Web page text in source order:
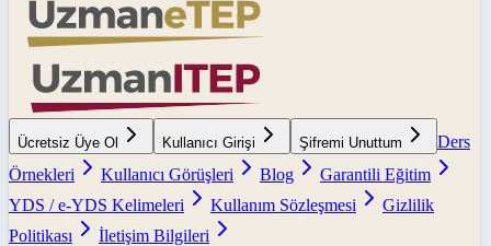
Ücretsiz Üye Ol Kullanıcı Girişi Şifremi Unuttum
Ders
Örnekleri
Kullanıcı Görüşleri Blog
Garantili Eğitim
YDS / e-YDS Kelimeleri
Kullanım Sözleşmesi
Gizlilik
Politikası
İletişim Bilgileri